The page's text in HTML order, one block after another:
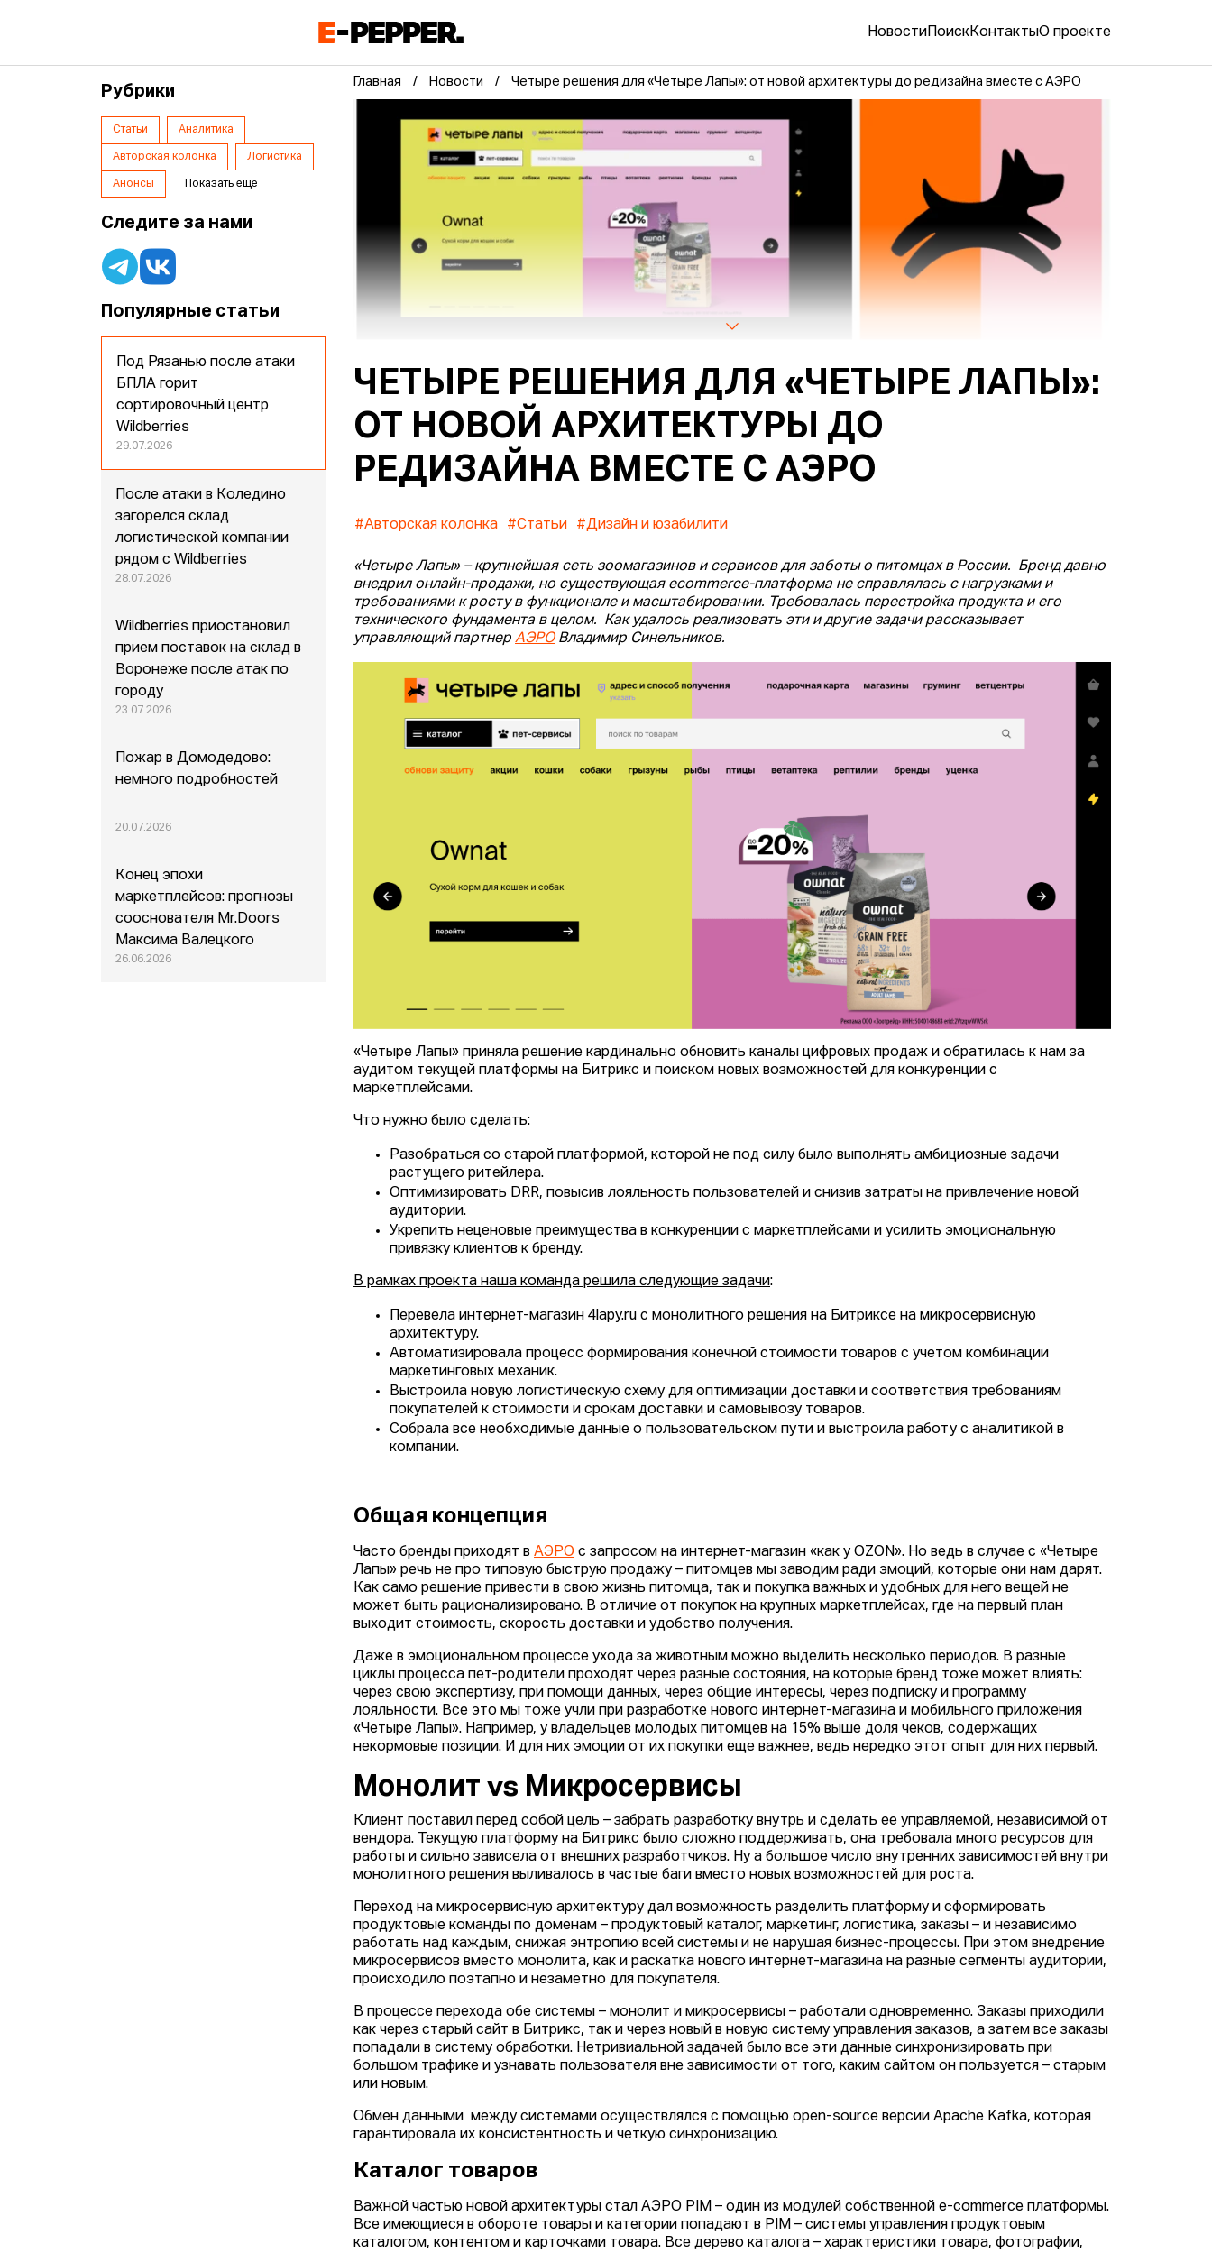
Новости ПоискКонтактыО проекте
Главная Новости Четыре решения для «Четыре Лапы»: от новой архитектуры до редизайна вместе с АЭРО
ЧЕТЫРЕ РЕШЕНИЯ ДЛЯ «ЧЕТЫРЕ ЛАПЫ»:
ОТ НОВОЙ АРХИТЕКТУРЫ ДО
РЕДИЗАЙНА ВМЕСТЕ С АЭРО
#Авторская колонка #Статьи #Дизайн и юзабилити
«Четыре Лапы» – крупнейшая сеть зоомагазинов и сервисов для заботы о питомцах в России. Бренд давно
внедрил онлайн-продажи, но существующая ecommerce-платформа не справлялась с нагрузками и
требованиями к росту в функционале и масштабировании. Требовалась перестройка продукта и его
технического фундамента в целом. Как удалось реализовать эти и другие задачи рассказывает
управляющий партнерАЭРОВладимир Синельников.
«Четыре Лапы» приняла решение кардинально обновить каналы цифровых продаж и обратилась к нам за
аудитом текущей платформы на Битрикс и поиском новых возможностей для конкуренции с
маркетплейсами.
Что нужно было сделать:
Разобраться со старой платформой, которой не под силу было выполнять амбициозные задачи
растущего ритейлера.
Оптимизировать DRR, повысив лояльность пользователей и снизив затраты на привлечение новой
аудитории.
Укрепить неценовые преимущества в конкуренции с маркетплейсами и усилить эмоциональную
привязку клиентов к бренду.
В рамках проекта наша команда решила следующие задачи:
Перевела интернет-магазин 4lapy.ru с монолитного решения на Битриксе на микросервисную
архитектуру.
Автоматизировала процесс формирования конечной стоимости товаров с учетом комбинации
маркетинговых механик.
Выстроила новую логистическую схему для оптимизации доставки и соответствия требованиям
покупателей к стоимости и срокам доставки и самовывозу товаров.
Собрала все необходимые данные о пользовательском пути и выстроила работу с аналитикой в
компании.
Общая концепция
Часто бренды приходят вАЭРО с запросом на интернет-магазин «как у OZON». Но ведь в случае с «Четыре
Лапы» речь не про типовую быструю продажу – питомцев мы заводим ради эмоций, которые они нам дарят.
Как само решение привести в свою жизнь питомца, так и покупка важных и удобных для него вещей не
может быть рационализировано. В отличие от покупок на крупных маркетплейсах, где на первый план
выходит стоимость, скорость доставки и удобство получения.
Даже в эмоциональном процессе ухода за животным можно выделить несколько периодов. В разные
циклы процесса пет-родители проходят через разные состояния, на которые бренд тоже может влиять:
через свою экспертизу, при помощи данных, через общие интересы, через подписку и программу
лояльности. Все это мы тоже учли при разработке нового интернет-магазина и мобильного приложения
«Четыре Лапы». Например, у владельцев молодых питомцев на 15% выше доля чеков, содержащих
некормовые позиции. И для них эмоции от их покупки еще важнее, ведь нередко этот опыт для них первый.
Монолит vs Микросервисы
Клиент поставил перед собой цель – забрать разработку внутрь и сделать ее управляемой, независимой от
вендора. Текущую платформу на Битрикс было сложно поддерживать, она требовала много ресурсов для
работы и сильно зависела от внешних разработчиков. Ну а большое число внутренних зависимостей внутри
монолитного решения выливалось в частые баги вместо новых возможностей для роста.
Переход на микросервисную архитектуру дал возможность разделить платформу и сформировать
продуктовые команды по доменам – продуктовый каталог, маркетинг, логистика, заказы – и независимо
работать над каждым, снижая энтропию всей системы и не нарушая бизнес-процессы. При этом внедрение
микросервисов вместо монолита, как и раскатка нового интернет-магазина на разные сегменты аудитории,
происходило поэтапно и незаметно для покупателя.
В процессе перехода обе системы – монолит и микросервисы – работали одновременно. Заказы приходили
как через старый сайт в Битрикс, так и через новый в новую систему управления заказов, а затем все заказы
попадали в систему обработки. Нетривиальной задачей было все эти данные синхронизировать при
большом трафике и узнавать пользователя вне зависимости от того, каким сайтом он пользуется – старым
или новым.
Обмен данными между системами осуществлялся с помощью open-source версии Apache Kafka, которая
гарантировала их консистентность и четкую синхронизацию.
Каталог товаров
Важной частью новой архитектуры стал АЭРО PIM – один из модулей собственной e-commerce платформы.
Все имеющиеся в обороте товары и категории попадают в PIM – системы управления продуктовым
каталогом, контентом и карточками товара. Все дерево каталога – характеристики товара, фотографии,
Рубрики
Статьи Аналитика
Авторская колонка Логистика
Анонсы Показать еще
Следите за нами
Популярные статьи
Под Рязанью после атаки
БПЛА горит
сортировочный центр
Wildberries
29.07.2026
После атаки в Коледино
загорелся склад
логистической компании
рядом с Wildberries
28.07.2026
Wildberries приостановил
прием поставок на склад в
Воронеже после атак по
городу
23.07.2026
Пожар в Домодедово:
немного подробностей
20.07.2026
Конец эпохи
маркетплейсов: прогнозы
сооснователя Mr.Doors
Максима Валецкого
26.06.2026